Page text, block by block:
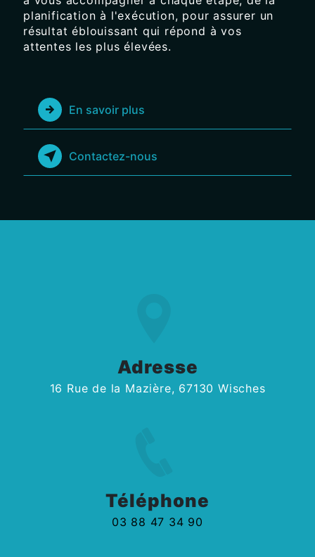
planification à l'exécution, pour assurer un
résultat éblouissant qui répond à vos
attentes les plus élevées.
En savoir plus
Contactez-nous
Adresse
16 Rue de la Mazière, 67130 Wisches
Téléphone
03 88 47 34 90